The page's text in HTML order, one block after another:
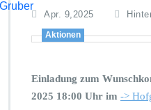
Apr. 9,2025
Aktionen
Einladung zum
2025 18:00 Uhr im ->